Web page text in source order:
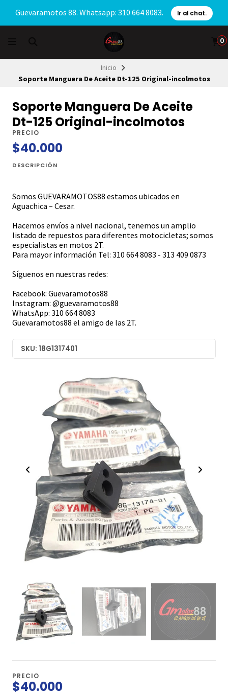
Guevaramotos 88. Whatsapp: 310 664 8083. Ir al chat.
0
Inicio
Soporte Manguera De Aceite Dt-125 Original-incolmotos
Soporte Manguera De Aceite
Dt-125 Original-incolmotos
PRECIO
$40.000
DESCRIPCIÓN
Somos GUEVARAMOTOS88 estamos ubicados en
Aguachica – Cesar.
Hacemos envíos a nivel nacional, tenemos un amplio
listado de repuestos para diferentes motocicletas; somos
especialistas en motos 2T.
Para mayor información Tel: 310 664 8083 - 313 409 0873
Síguenos en nuestras redes:
Facebook: Guevaramotos88
Instagram: @guevaramotos88
WhatsApp: 310 664 8083
Guevaramotos88 el amigo de las 2T.
SKU: 18G1317401
PRECIO
$40.000